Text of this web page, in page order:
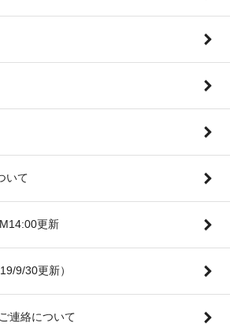
いて
更新
9/30更新）
連絡について